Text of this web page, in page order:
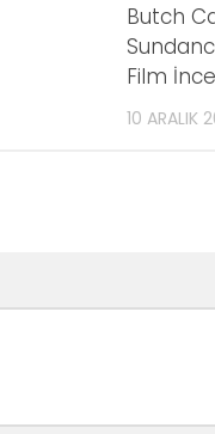
Butch
Film
10 ARALIK